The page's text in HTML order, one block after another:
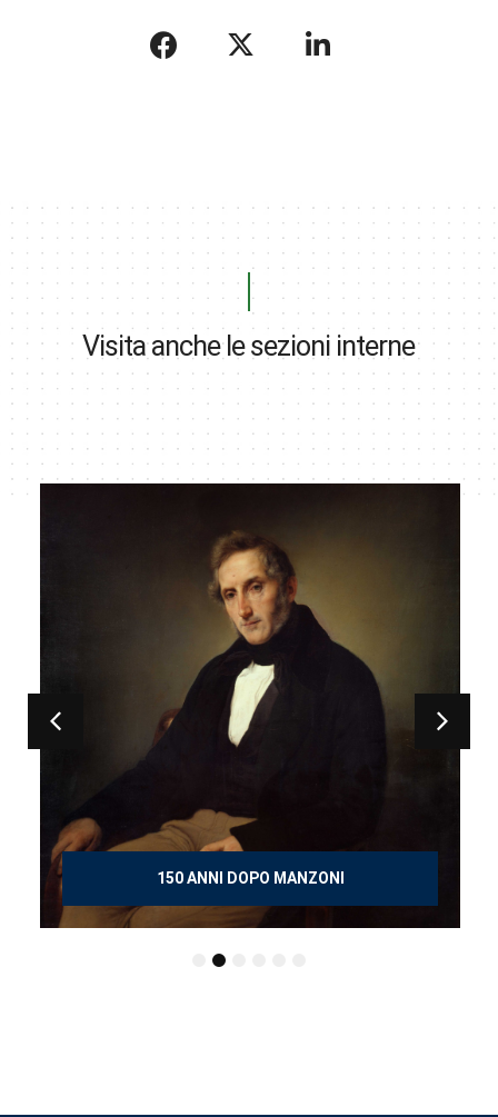
Visita anche le sezioni interne
150 ANNI DOPO MANZONI